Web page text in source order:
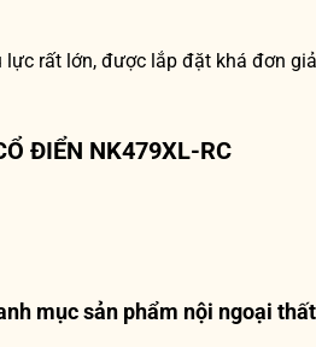
rất lớn, được lắp đặt khá đơn
ĐIỂN NK479XL-RC
mục sản phẩm nội ngoại